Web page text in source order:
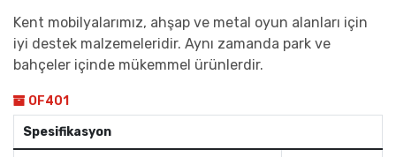
Kent mobilyalarımız, ahşap ve metal oyun alanları için
iyi destek malzemeleridir. Aynı zamanda park ve
bahçeler içinde mükemmel ürünlerdir.
OF401
Spesifikasyon